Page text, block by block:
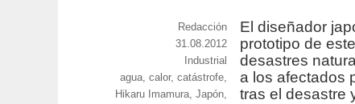
El diseñador
prototipo de
desastres
a los afectados
tras el desastre
https://www.experimenta.es/author/
Redacción
Publicado
31.08.2012
Categorías
Industrial
Etiquetas
agua,calor,catástrofe,
Hikaru Imamura,Japón,